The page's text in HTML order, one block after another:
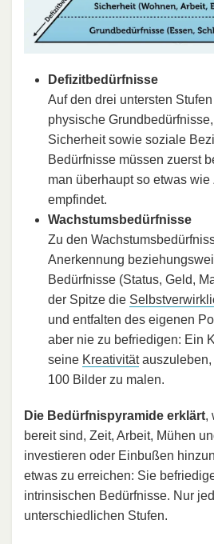
Defizitbedürfnisse
Auf den drei untersten
physische
Sicherheit sowie soziale
Bedürfnisse müssen zuerst
man überhaupt so etwas
empfindet.
Wachstumsbedürfnisse
Zu den
Anerkennung
Bedürfnisse (Status, Geld,
der Spitze die
und entfalten des eigenen
aber nie zu befriedigen: Ein
seine Kreativitätauszuleben,
100 Bilder zu malen.
Die Bedürfnispyramide erklärt,
bereit sind, Zeit, Arbeit, Mühen
investieren oder Einbußen
etwas zu erreichen: Sie
intrinsischen Bedürfnisse. Nur
unterschiedlichen Stufen.